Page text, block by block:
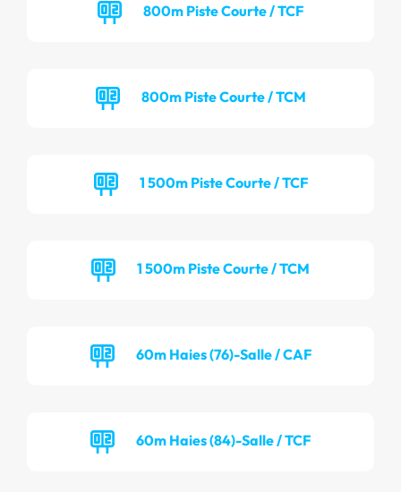
800m Piste Courte / TCF
800m Piste Courte / TCM
1 500m Piste Courte / TCF
1 500m Piste Courte / TCM
60m Haies (76)-Salle / CAF
60m Haies (84)-Salle / TCF